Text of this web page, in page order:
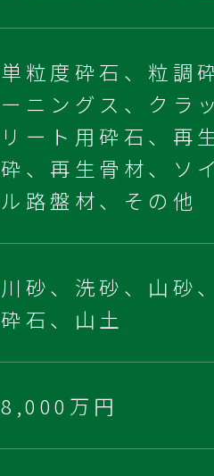
単粒度砕石、粒調
ーニングス、クラ
リート用砕石、再
砕、再生骨材、ソ
ル路盤材、その他
川砂、洗砂、山砂
砕石、山土
8,000万円